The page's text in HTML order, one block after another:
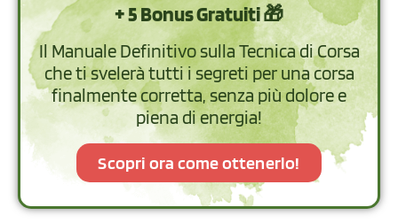
+ 5 Bonus Gratuiti 🎁
Il Manuale Definitivo sulla Tecnica di Corsa
che ti svelerà tutti i segreti per una corsa
finalmente corretta, senza più dolore e
piena di energia!
Scopri ora come ottenerlo!